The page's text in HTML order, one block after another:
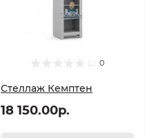
0
Стеллаж Кемптен
18 150.00р.